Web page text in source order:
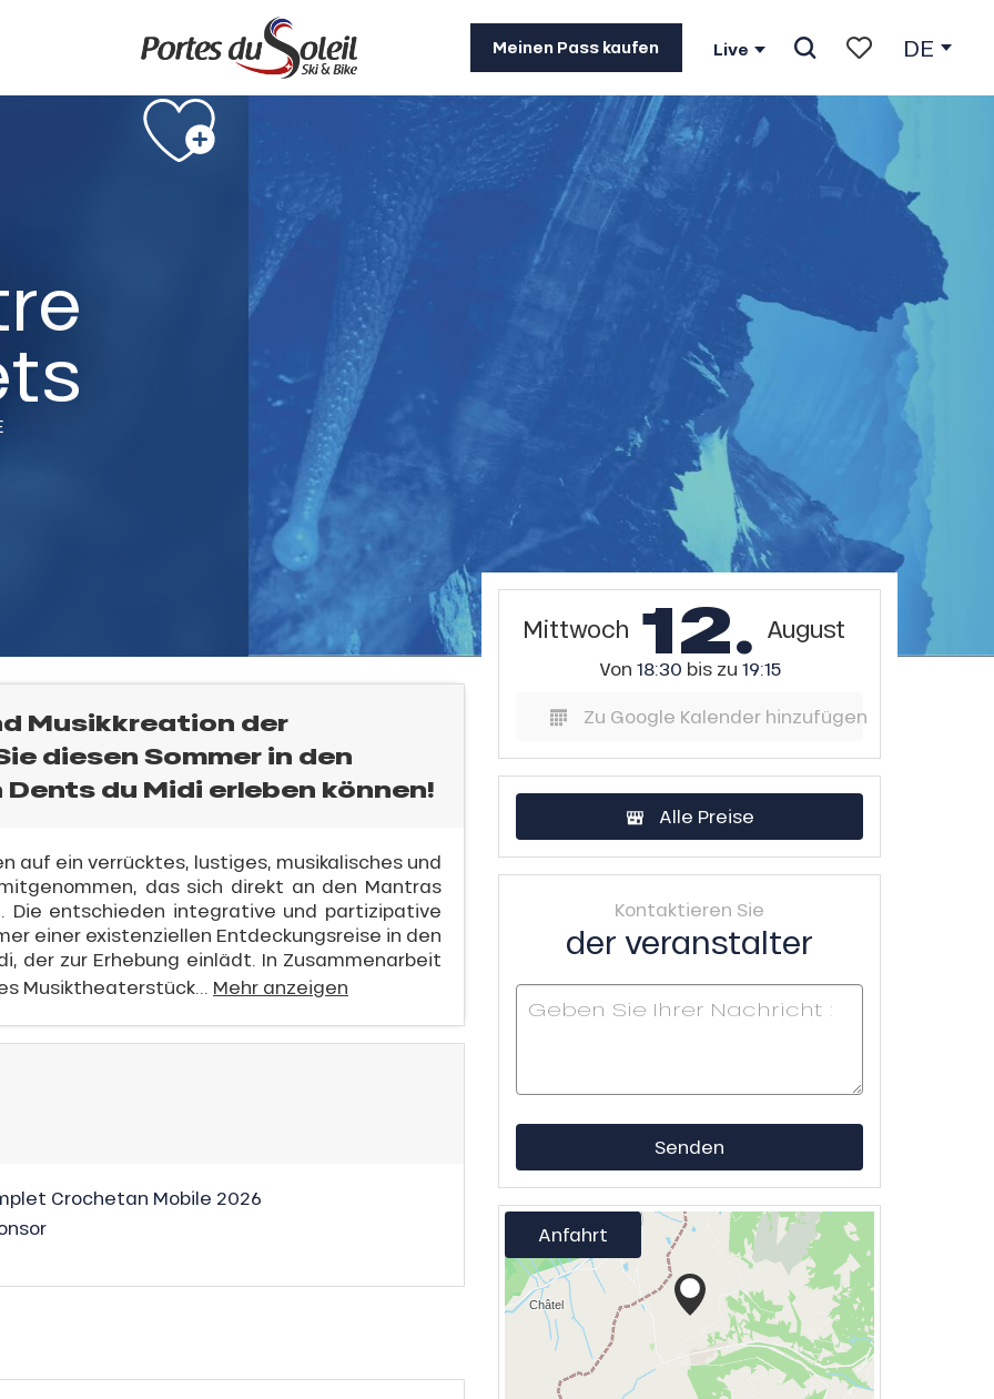
Meinen Pass kaufen Live DE
Siehe Fotos (6)
Musikkreation der
diesen Sommer in den
du Midi erleben können!
auf ein verrücktes, lustiges, musikalisches und
das sich direkt an den Mantras
Die entschieden integrative und partizipative
einer existenziellen Entdeckungsreise in den
der zur Erhebung einlädt. In Zusammenarbeit
Musiktheaterstück... Mehr anzeigen
Crochetan Mobile 2026
Mittwoch 12. August
Von 18:30 bis zu 19:15
Zu Google Kalender hinzufügen
Alle Preise
Kontaktieren Sie
der veranstalter
Senden
Anfahrt